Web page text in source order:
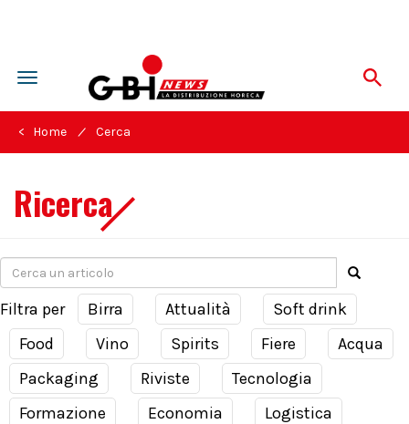
Toggle
navigation
< Home / Cerca
Ricerca
Filtra per Birra Attualità
Soft drink
Food
Vino Spirits Fiere
Acqua
Packaging
Riviste
Tecnologia
Formazione
Economia
Logistica